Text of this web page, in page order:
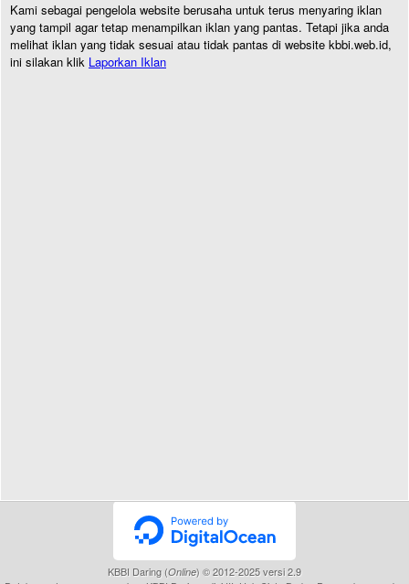
Kami sebagai pengelola website berusaha untuk terus menyaring iklan
yang tampil agar tetap menampilkan iklan yang pantas. Tetapi jika anda
melihat iklan yang tidak sesuai atau tidak pantas di website kbbi.web.id,
ini silakan klik Laporkan Iklan
KBBI Daring (Online) © 2012-2025 versi 2.9